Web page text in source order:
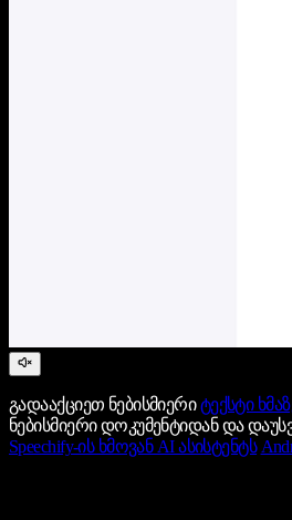
გადააქციეთ ნებისმიერიტექსტი
ნებისმიერი დოკუმენტიდან და
Speechify-ის ხმოვან AI ასისტენტს